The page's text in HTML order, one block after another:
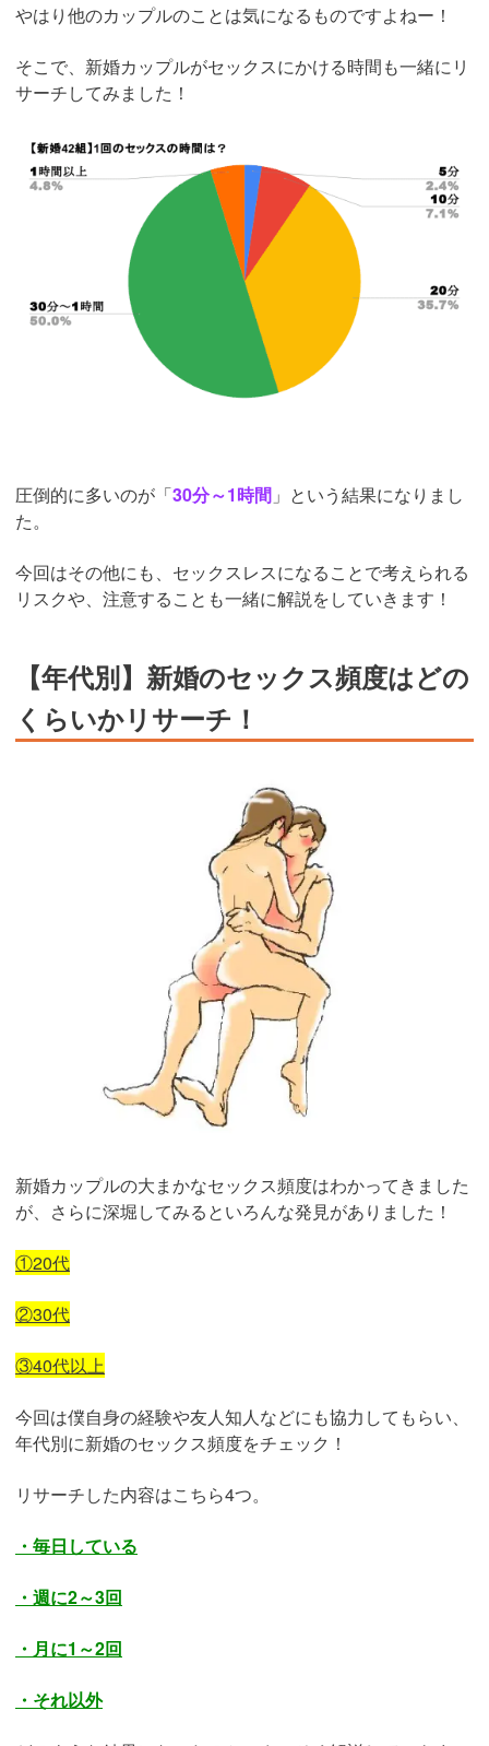
やはり他のカップルのことは気になるものですよねー！
そこで、新婚カップルがセックスにかける時間も一緒にリ
サーチしてみました！
圧倒的に多いのが「30分～1時間 」という結果になりまし
た。
今回はその他にも、セックスレスになることで考えられる
リスクや、注意することも一緒に解説をしていきます！
【年代別】新婚のセックス頻度はどの
くらいかリサーチ！
新婚カップルの大まかなセックス頻度はわかってきました
が、さらに深堀してみるといろんな発見がありました！
①20代
②30代
③40代以上
今回は僕自身の経験や友人知人などにも協力してもらい、
年代別に新婚のセックス頻度をチェック！
リサーチした内容はこちら4つ。
・毎日している
・週に2～3回
・月に1～2回
・それ以外